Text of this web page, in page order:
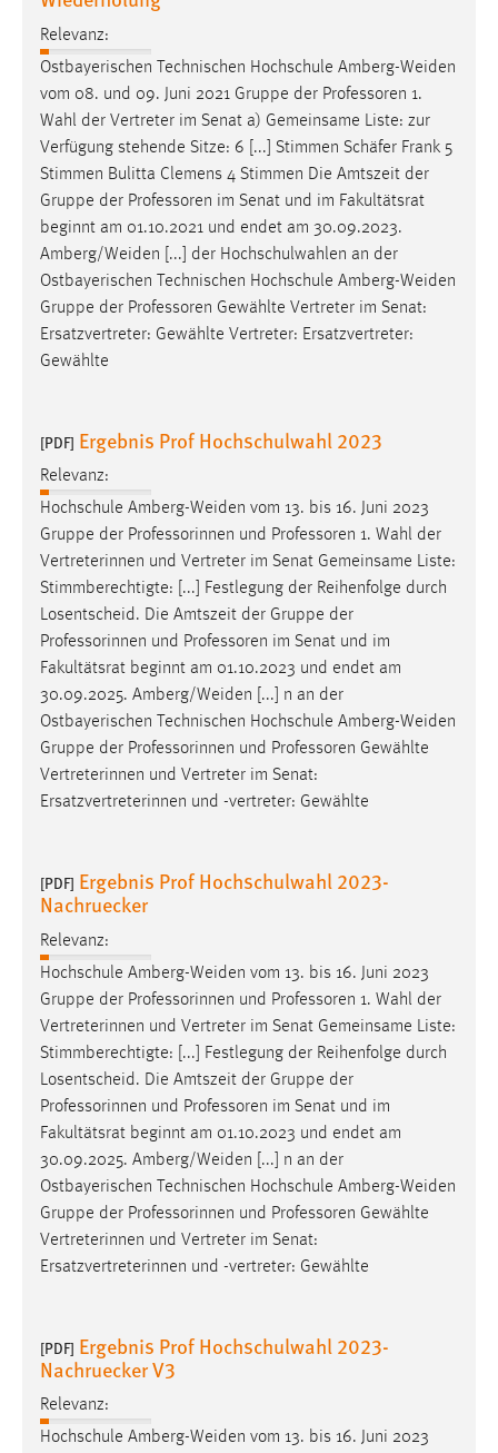
Relevanz:
Ostbayerischen Technischen Hochschule Amberg-Weiden
vom 08. und 09. Juni 2021 Gruppe der Professoren 1.
Wahl der Vertreter im Senat a) Gemeinsame Liste: zur
Verfügung stehende Sitze: 6 [...] Stimmen Schäfer Frank 5
Stimmen Bulitta Clemens 4 Stimmen Die Amtszeit der
Gruppe der Professoren im Senat und im Fakultätsrat
beginnt am 01.10.2021 und endet am 30.09.2023.
Amberg/Weiden [...] der Hochschulwahlen an der
Ostbayerischen Technischen Hochschule Amberg-Weiden
Gruppe der Professoren Gewählte Vertreter im Senat:
Ersatzvertreter: Gewählte Vertreter: Ersatzvertreter:
Gewählte
[PDF] Ergebnis Prof Hochschulwahl 2023
Relevanz:
Hochschule Amberg-Weiden vom 13. bis 16. Juni 2023
Gruppe der Professorinnen und Professoren 1. Wahl der
Vertreterinnen und Vertreter im Senat Gemeinsame Liste:
Stimmberechtigte: [...] Festlegung der Reihenfolge durch
Losentscheid. Die Amtszeit der Gruppe der
Professorinnen und Professoren im Senat und im
Fakultätsrat beginnt am 01.10.2023 und endet am
30.09.2025. Amberg/Weiden [...] n an der
Ostbayerischen Technischen Hochschule Amberg-Weiden
Gruppe der Professorinnen und Professoren Gewählte
Vertreterinnen und Vertreter im Senat:
Ersatzvertreterinnen und -vertreter: Gewählte
[PDF] Ergebnis Prof Hochschulwahl 2023-
Nachruecker
Relevanz:
Hochschule Amberg-Weiden vom 13. bis 16. Juni 2023
Gruppe der Professorinnen und Professoren 1. Wahl der
Vertreterinnen und Vertreter im Senat Gemeinsame Liste:
Stimmberechtigte: [...] Festlegung der Reihenfolge durch
Losentscheid. Die Amtszeit der Gruppe der
Professorinnen und Professoren im Senat und im
Fakultätsrat beginnt am 01.10.2023 und endet am
30.09.2025. Amberg/Weiden [...] n an der
Ostbayerischen Technischen Hochschule Amberg-Weiden
Gruppe der Professorinnen und Professoren Gewählte
Vertreterinnen und Vertreter im Senat:
Ersatzvertreterinnen und -vertreter: Gewählte
[PDF] Ergebnis Prof Hochschulwahl 2023-
Nachruecker V3
Relevanz:
Hochschule Amberg-Weiden vom 13. bis 16. Juni 2023